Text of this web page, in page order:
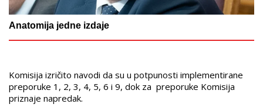
Anatomija jedne izdaje
Komisija izričito navodi da su u potpunosti implementirane
preporuke 1, 2, 3, 4, 5, 6 i 9, dok za preporuke Komisija
priznaje napredak.